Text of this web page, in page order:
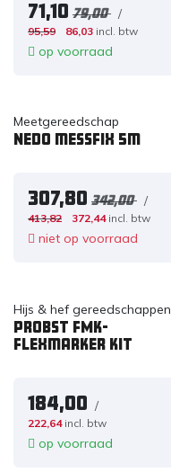
71,10 79,00 /
95,59 86,03 incl. btw
op voorraad
Meetgereedschap
Nedo mEssfix 5m
307,80 342,00 /
413,82 372,44 incl. btw
niet op voorraad
Hijs & hef gereedschappen
PROBST FMK-
Flexmarker kit
184,00 /
222,64 incl. btw
op voorraad